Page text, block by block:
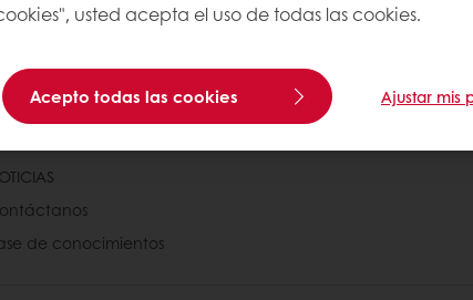
es saludable. Al considerar los diferentes
usted acepta el uso de todas las cookies.
Acepto todas las cookies Ajustar mis
de conocimientos